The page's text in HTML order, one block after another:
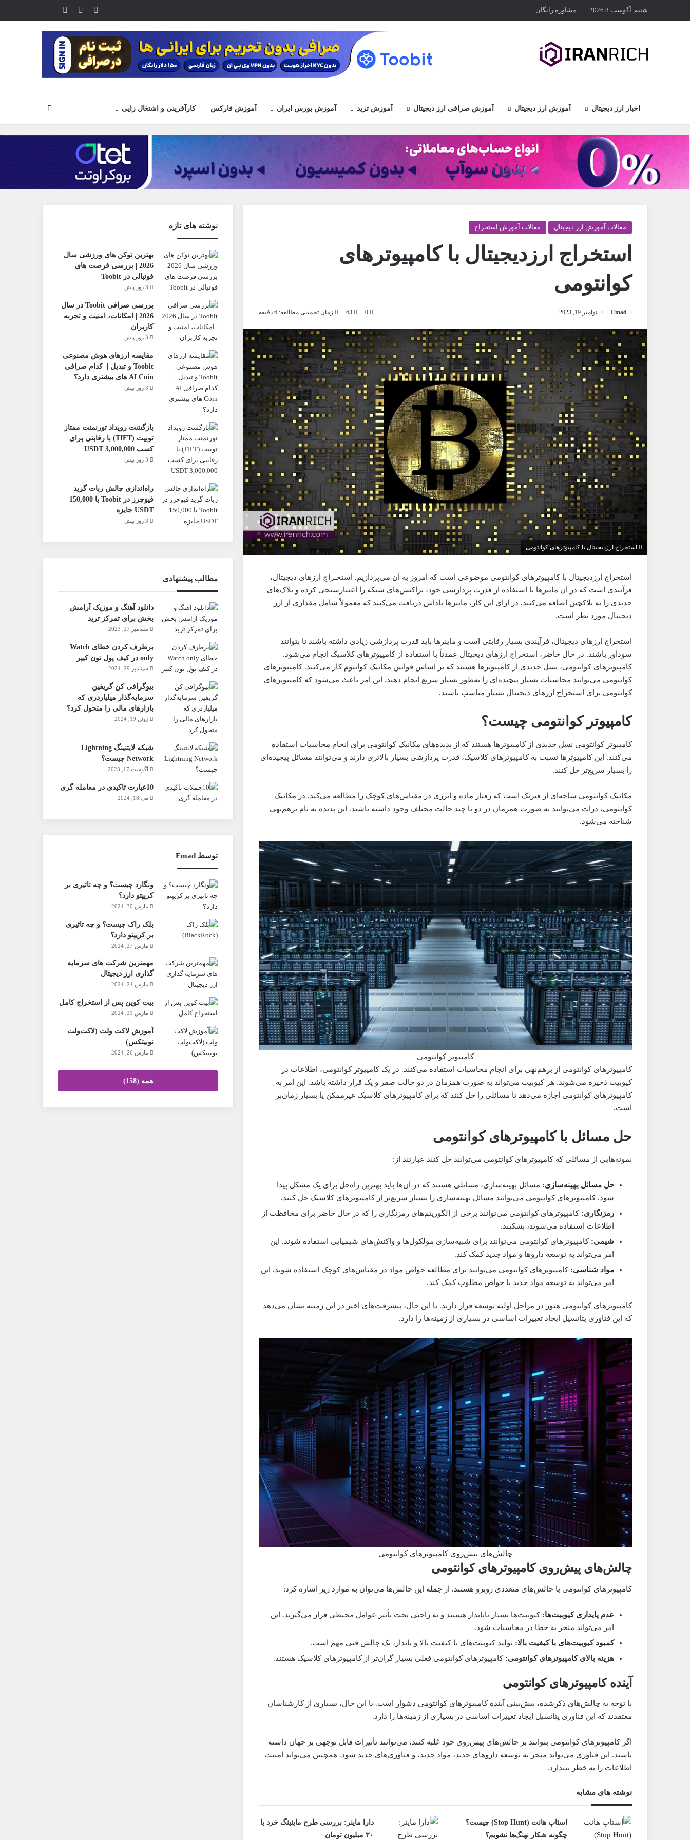
شنبه, آگوست 8 2026 مشاوره رایگان یوتیوبتلگرامخوراک
اخبار ارز دیجیتال آموزش ارز دیجیتال آموزش صرافی ارز دیجیتال آموزش ترید آموزش بورس ایران آموزش فارکس کارآفرینی و اشتغال زایی جستجو
مقالات آموزش ارز دیجیتال مقالات آموزش استخراج
استخراج ارزدیجیتال با کامپیوترهای
کوانتومی
Emad نوامبر 19, 2023 0
63 زمان تخمینی مطالعه: 6 دقیقه
استخراج ارزدیجیتال با کامپیوترهای کوانتومی
استخراج ارزدیجیتال با کامپیوترهای کوانتومی موضوعی است که امروز به آن می‌پردازیم. استخـراج ارزهای دیجیتال،
فرآیندی است که در آن ماینرها با استفاده از قدرت پردازشی خود، تراکنش‌های شبکه را اعتبارسنجی کرده و بلاک‌های
جدیدی را به بلاکچین اضافه می‌کنند. در ازای این کار، ماینرها پاداش دریافت می‌کنند که معمولاً شامل مقداری از ارز
دیجیتال مورد نظر است.
استخراج ارزهای دیجیتال، فرآیندی بسیار رقابتی است و ماینرها باید قدرت پردازشی زیادی داشته باشند تا بتوانند
سودآور باشند. در حال حاضر، استخراج ارزهای دیجیتال عمدتاً با استفاده از کامپیوترهای کلاسیک انجام می‌شود.
کامپیوترهای کوانتومی، نسل جدیدی از کامپیوترها هستند که بر اساس قوانین مکانیک کوانتوم کار می‌کنند. کامپیوترهای
کوانتومی می‌توانند محاسبات بسیار پیچیده‌ای را به‌طور بسیار سریع انجام دهند. این امر باعث می‌شود که کامپیوترهای
کوانتومی برای استخراج ارزهای دیجیتال بسیار مناسب باشند.
کامپیوتر کوانتومی چیست؟
کامپیوتر کوانتومی نسل جدیدی از کامپیوترها هستند که از پدیده‌های مکانیک کوانتومی برای انجام محاسبات استفاده
می‌کنند. این کامپیوترها نسبت به کامپیوترهای کلاسیک، قدرت پردازشی بسیار بالاتری دارند و می‌توانند مسائل پیچیده‌ای
را بسیار سریع‌تر حل کنند.
مکانیک کوانتومی شاخه‌ای از فیزیک است که رفتار ماده و انرژی در مقیاس‌های کوچک را مطالعه می‌کند. در مکانیک
کوانتومی، ذرات می‌توانند به صورت همزمان در دو یا چند حالت مختلف وجود داشته باشند. این پدیده به نام برهم‌نهی
شناخته می‌شود.
کامپیوتر کوانتومی
کامپیوترهای کوانتومی از برهم‌نهی برای انجام محاسبات استفاده می‌کنند. در یک کامپیوتر کوانتومی، اطلاعات در
کیوبیت ذخیره می‌شوند. هر کیوبیت می‌تواند به صورت همزمان در دو حالت صفر و یک قرار داشته باشد. این امر به
کامپیوترهای کوانتومی اجازه می‌دهد تا مسائلی را حل کنند که برای کامپیوترهای کلاسیک غیرممکن یا بسیار زمان‌بر
است.
حل مسائل با کامپیوترهای کوانتومی
نمونه‌هایی از مسائلی که کامپیوترهای کوانتومی می‌توانند حل کنند عبارتند از:
حل مسائل بهینه‌سازی: مسائل بهینه‌سازی، مسائلی هستند که در آن‌ها باید بهترین راه‌حل برای یک مشکل پیدا
شود. کامپیوترهای کوانتومی می‌توانند مسائل بهینه‌سازی را بسیار سریع‌تر از کامپیوترهای کلاسیک حل کنند.
رمزنگاری: کامپیوترهای کوانتومی می‌توانند برخی از الگوریتم‌های رمزنگاری را که در حال حاضر برای محافظت از
اطلاعات استفاده می‌شوند، بشکنند.
شیمی: کامپیوترهای کوانتومی می‌توانند برای شبیه‌سازی مولکول‌ها و واکنش‌های شیمیایی استفاده شوند. این
امر می‌تواند به توسعه داروها و مواد جدید کمک کند.
مواد شناسی: کامپیوترهای کوانتومی می‌توانند برای مطالعه خواص مواد در مقیاس‌های کوچک استفاده شوند. این
امر می‌تواند به توسعه مواد جدید با خواص مطلوب کمک کند.
کامپیوترهای کوانتومی هنوز در مراحل اولیه توسعه قرار دارند. با این حال، پیشرفت‌های اخیر در این زمینه نشان می‌دهد
که این فناوری پتانسیل ایجاد تغییرات اساسی در بسیاری از زمینه‌ها را دارد.
چالش‌های پیش‌روی کامپیوترهای کوانتومی
چالش‌های پیش‌روی کامپیوترهای کوانتومی
کامپیوترهای کوانتومی با چالش‌های متعددی روبرو هستند. از جمله این چالش‌ها می‌توان به موارد زیر اشاره کرد:
عدم پایداری کیوبیت‌ها: کیوبیت‌ها بسیار ناپایدار هستند و به راحتی تحت تأثیر عوامل محیطی قرار می‌گیرند. این
امر می‌تواند منجر به خطا در محاسبات شود.
کمبود کیوبیت‌های با کیفیت بالا: تولید کیوبیت‌های با کیفیت بالا و پایدار، یک چالش فنی مهم است.
هزینه بالای کامپیوترهای کوانتومی: کامپیوترهای کوانتومی فعلی بسیار گران‌تر از کامپیوترهای کلاسیک هستند.
آینده کامپیوترهای کوانتومی
با توجه به چالش‌های ذکرشده، پیش‌بینی آینده کامپیوترهای کوانتومی دشوار است. با این حال، بسیاری از کارشناسان
معتقدند که این فناوری پتانسیل ایجاد تغییرات اساسی در بسیاری از زمینه‌ها را دارد.
اگر کامپیوترهای کوانتومی بتوانند بر چالش‌های پیش‌روی خود غلبه کنند، می‌توانند تأثیرات قابل توجهی بر جهان داشته
باشند. این فناوری می‌تواند منجر به توسعه داروهای جدید، مواد جدید، و فناوری‌های جدید شود. همچنین می‌تواند امنیت
اطلاعات را به خطر بیندازد.
نوشته های مشابه
استاپ هانت (Stop Hunt) چیست؟
چگونه شکار نهنگ‌ها نشویم؟
دارا ماینر: بررسی طرح ماینینگ خرد با
۳۰ میلیون تومان
نوشته های تازه
بهترین توکن های ورزشی سال
2026 | بررسی فرصت های
فوتبالی در Toobit
3 روز پیش
بررسی صرافی Toobit در سال
2026 | امکانات، امنیت و تجربه
کاربران
3 روز پیش
مقایسه ارزهای هوش مصنوعی
Toobit و تبدیل | کدام صرافی
AI Coin های بیشتری دارد؟
3 روز پیش
بازگشت رویداد تورنمنت ممتاز
تو‌بیت (TIFT) با رقابتی برای
کسب 3,000,000 USDT
3 روز پیش
راه‌اندازی چالش ربات گرید
فیوچرز در Toobit با 150,000
USDT جایزه
3 روز پیش
مطالب پیشنهادی
دانلود آهنگ و موزیک آرامش
بخش برای تمرکز ترید
سپتامبر 27, 2023
برطرف کردن خطای Watch
only در کیف پول تون کیپر
سپتامبر 29, 2024
بیوگرافی کن گریفین
سرمایه‌گذار میلیاردری که
بازارهای مالی را متحول کرد؟
ژوئن 19, 2024
شبکه لایتنینگ Lightning
Network چیست؟
آگوست 17, 2023
10عبارت تاکیدی در معامله گری
می 18, 2024
توسط Emad
ونگارد چیست؟ و چه تاثیری بر
کریپتو دارد؟
مارس 30, 2024
بلک راک چیست؟ و چه تاثیری
بر کریپتو دارد؟
مارس 27, 2024
مهمترین شرکت های سرمایه
گذاری ارز دیجیتال
مارس 24, 2024
بیت کوین پس از استخراج کامل
مارس 21, 2024
آموزش لاکت ولت (لاکت‌ولت
نوبیتکس)
مارس 26, 2024
همه (158)